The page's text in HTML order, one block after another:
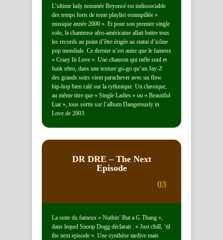
L’ultime lady nommée Beyoncé est indissociable
des temps forts de toute playlist estampillée «
musique année 2000 ». Et pour son premier single
solo, la chanteuse afro-américaine allait battre tous
les records au point d’être érigée au statut d’icône
pop mondiale. Ce dernier n’est autre que le fameux
« Crazy In Love ». Une chanson qui mêle soul et
funk rétro, dans une texture go-go qu’un Jay-Z
des grands soirs vient parachever avec un flow
hip-hop bien calé sur la rythmique. Un classique,
au même titre que « Single Ladies » ou « Beautiful
Liar », tous sortis sur l’album Dangerously in
Love de 2003.
DR DRE – The Next
Episode
03
La suite du fameux « Nuthin’ But a G Thang »,
dans lequel Snoop Dogg déclarait : « Just chill, ’til
the next episode ». Une synthèse tardive mais